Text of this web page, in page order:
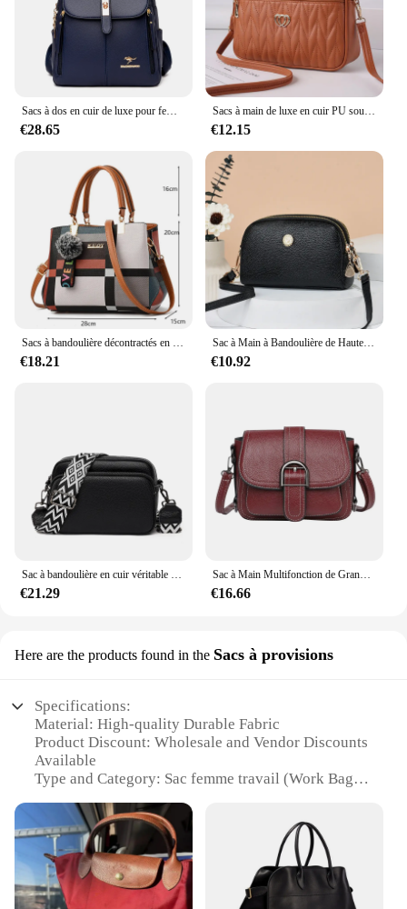
Sacs à dos en cuir de luxe pour femmes et filles, sac à dos décontracté, sac à dos vintage noir, sacs d'école, sac à dos Mochila
€28.65
Sacs à main de luxe en cuir PU souple pour femmes, sacs à bandoulière initiés, sacs à main de créateurs, haute qualité, 2024
€12.15
Sacs à bandoulière décontractés en cuir PU pour femmes, sac à main fourre-tout de luxe pour dames, grande capacité, sac initié au voyage
€18.21
Sac à Main à Bandoulière de Haute Qualité pour Femme, Design de Luxe, à Coque Imprimée, Fourre-Tout, Nouvelle Collection Été
€10.92
Sac à bandoulière en cuir véritable pour femme, 100% cuir véritable, sacs initiés, sac à main de créateur de luxe, sac messager solide, sac fourre-tout pour femme, 2023
€21.29
Sac à Main Multifonction de Grande Capacité pour Femme, à la Mode
€16.66
Here are the products found in the Sacs à provisions
Specifications:
Material: High-quality Durable Fabric
Product Discount: Wholesale and Vendor Discounts
Available
Type and Category: Sac femme travail (Work Bags)
Sleek Design
Usage and Purpose: Ideal for Work, Commuting,
and Travel
Typical Adaptive Scenario: Office, Outdoor, and
Travel Settings